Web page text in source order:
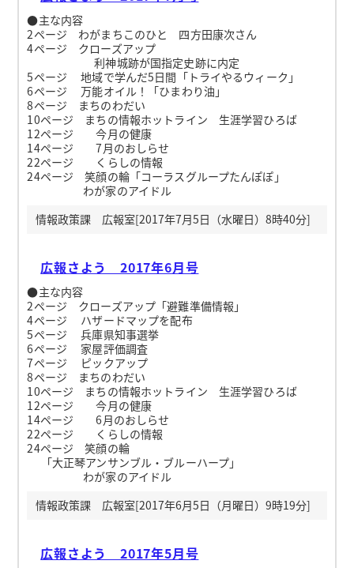
●主な内容
2ページ わがまちこのひと 四方田康次さん
4ページ クローズアップ
利神城跡が国指定史跡に内定
5ページ 地域で学んだ5日間「トライやるウィーク」
6ページ 万能オイル！「ひまわり油」
8ページ まちのわだい
10ページ まちの情報ホットライン 生涯学習ひろば
12ページ 今月の健康
14ページ 7月のおしらせ
22ページ くらしの情報
24ページ 笑顔の輪「コーラスグループたんぽぽ」
わが家のアイドル
情報政策課 広報室[2017年7月5日（水曜日）8時40分]
広報さよう 2017年6月号
●主な内容
2ページ クローズアップ「避難準備情報」
4ページ ハザードマップを配布
5ページ 兵庫県知事選挙
6ページ 家屋評価調査
7ページ ピックアップ
8ページ まちのわだい
10ページ まちの情報ホットライン 生涯学習ひろば
12ページ 今月の健康
14ページ 6月のおしらせ
22ページ くらしの情報
24ページ 笑顔の輪
「大正琴アンサンブル・ブルーハープ」
わが家のアイドル
情報政策課 広報室[2017年6月5日（月曜日）9時19分]
広報さよう 2017年5月号